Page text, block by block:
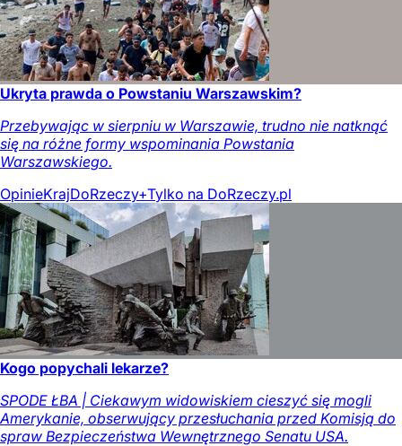
Ukryta prawda o Powstaniu Warszawskim?
Przebywając w sierpniu w Warszawie, trudno nie natknąć
się na różne formy wspominania Powstania
Warszawskiego.
OpinieKrajDoRzeczy+Tylko na DoRzeczy.pl
Kogo popychali lekarze?
SPODE ŁBA | Ciekawym widowiskiem cieszyć się mogli
Amerykanie, obserwujący przesłuchania przed Komisją do
spraw Bezpieczeństwa Wewnętrznego Senatu USA.